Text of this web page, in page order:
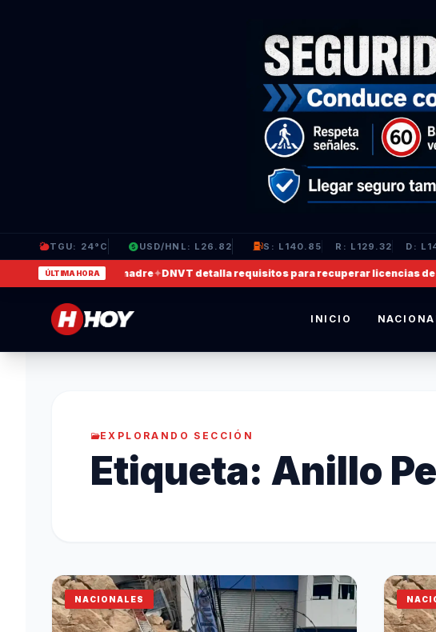
TGU: 24°C USD/HNL: L26.82 S: L140.85 R: L129.32 D:
ÚLTIMA HORA
agrede a su madre ✦DNVT detalla requisitos para recuperar licencias de
INICIO
EXPLORANDO SECCIÓN
Etiqueta: Anillo
NACIONALES